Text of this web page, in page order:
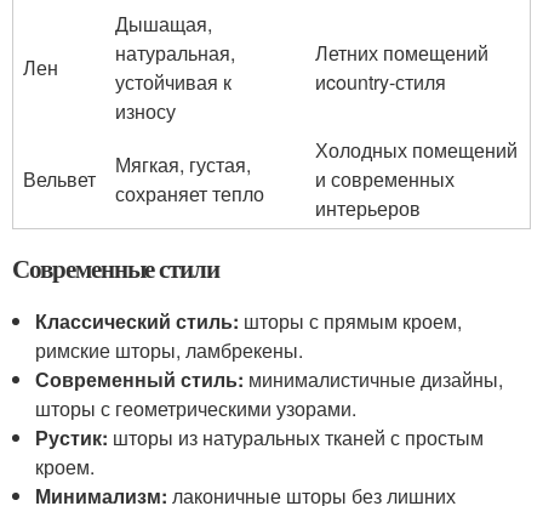
Лен
Дышащая,
натуральная,
устойчивая к
износу
Летних помещений
иcountry-стиля
Вельвет
Мягкая, густая,
сохраняет тепло
Холодных помещений
и современных
интерьеров
Современные стили
Классический стиль: шторы с прямым кроем,
римские шторы, ламбрекены.
Современный стиль: минималистичные дизайны,
шторы с геометрическими узорами.
Рустик: шторы из натуральных тканей с простым
кроем.
Минимализм: лаконичные шторы без лишних